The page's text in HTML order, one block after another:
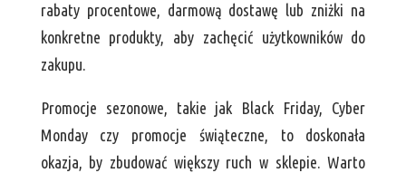
rabaty procentowe, darmową dostawę lub zniżki na
konkretne produkty, aby zachęcić użytkowników do
zakupu.
Promocje sezonowe, takie jak Black Friday, Cyber
Monday czy promocje świąteczne, to doskonała
okazja, by zbudować większy ruch w sklepie. Warto